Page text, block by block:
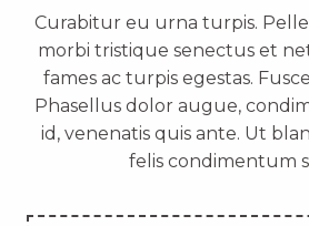
Curabitur eu urna turpis.
morbi tristique senectus et
fames ac turpis egestas.
Phasellus dolor augue,
id, venenatis quis ante. Ut
felis condimentum